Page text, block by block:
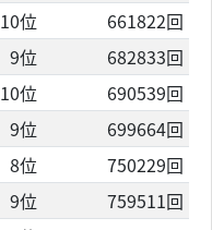
10位
661822回
9位
682833回
10位
690539回
9位
699664回
8位
750229回
9位
759511回